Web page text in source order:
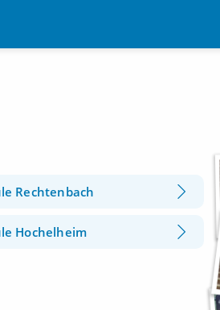
Rechtenbach
Hochelheim